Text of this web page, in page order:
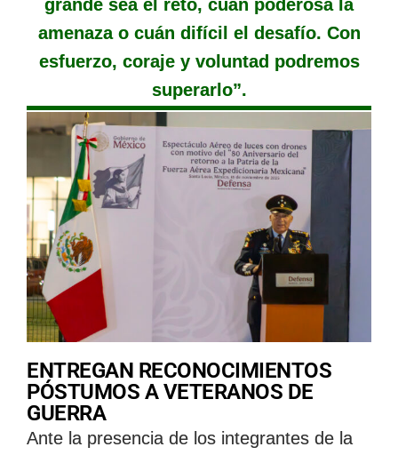
grande sea el reto, cuán poderosa la
amenaza o cuán difícil el desafío. Con
esfuerzo, coraje y voluntad podremos
superarlo”.
ENTREGAN RECONOCIMIENTOS
PÓSTUMOS A VETERANOS DE
GUERRA
Ante la presencia de los integrantes de la